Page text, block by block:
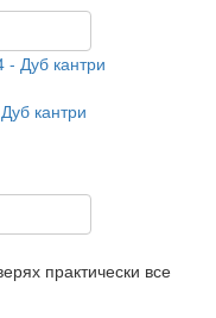
кантри
практически все